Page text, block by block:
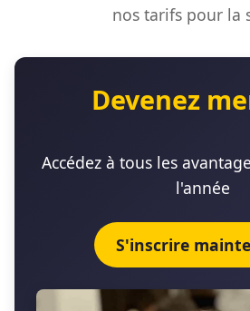
nos tarifs pour la
Devenez
Accédez à tous les
l'année
S'inscrire